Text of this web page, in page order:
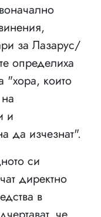
за Лазарус/
определиха
"хора, които
и
да изчезнат".
си
директно
в